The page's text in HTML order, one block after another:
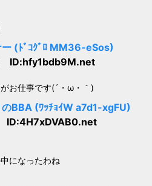
ー (ﾄﾞｺｸﾞﾛ MM36-eSos)
お仕事です(´・ω・｀)
BBA (ﾜｯﾁｮｲW a7d1-xgFU)
になったわね